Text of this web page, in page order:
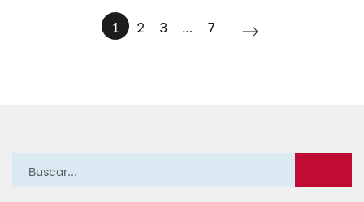
1 2 3 … 7